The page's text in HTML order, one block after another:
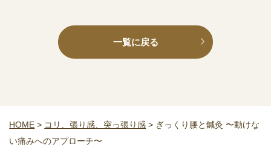
一覧に戻る
HOME > コリ、張り感、突っ張り感 > ぎっくり腰と鍼灸 〜動けな
い痛みへのアプローチ〜